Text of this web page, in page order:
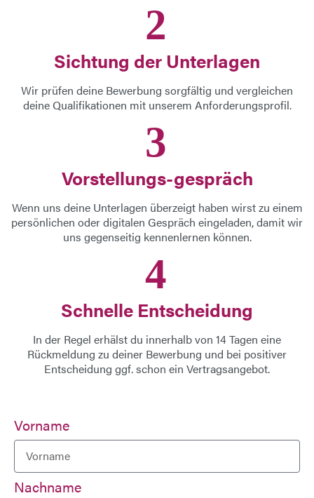
2
Sichtung der Unterlagen
Wir prüfen deine Bewerbung sorgfältig und vergleichen
deine Qualifikationen mit unserem Anforderungsprofil.
3
Vorstellungs-gespräch
Wenn uns deine Unterlagen überzeigt haben wirst zu einem
persönlichen oder digitalen Gespräch eingeladen, damit wir
uns gegenseitig kennenlernen können.
4
Schnelle Entscheidung
In der Regel erhälst du innerhalb von 14 Tagen eine
Rückmeldung zu deiner Bewerbung und bei positiver
Entscheidung ggf. schon ein Vertragsangebot.
Vorname
Nachname